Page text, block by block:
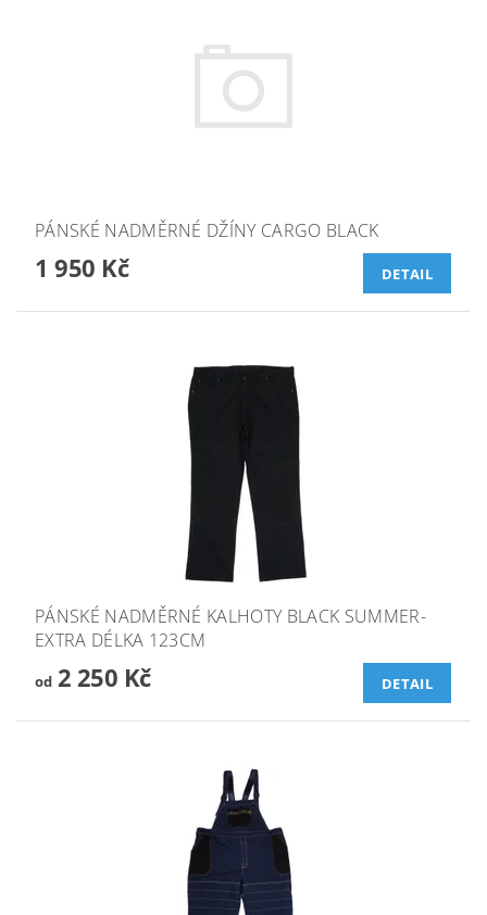
PÁNSKÉ NADMĚRNÉ DŽÍNY CARGO BLACK
1 950 Kč DETAIL
PÁNSKÉ NADMĚRNÉ KALHOTY BLACK SUMMER-
EXTRA DÉLKA 123CM
od2 250 Kč DETAIL